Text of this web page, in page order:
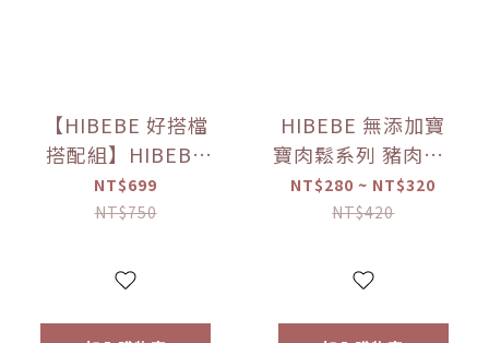
【HIBEBE 好搭檔
搭配組】HIBEBE
常溫大寶寶粥
*1+HIBEBE 無添加
限定】
NT$699
NT$750
HIBEBE 無添加寶
寶肉鬆系列 豬肉鬆/
雞肉鬆/旗魚鬆(2包
入/組)（10個月以
定】
NT$280 ~ NT$320
NT$420